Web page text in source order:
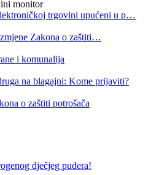
trgovini upućeni u p…
Zakona o zaštiti…
i komunalija
na blagajni: Kome prijaviti?
o zaštiti potrošača
dječjeg pudera!